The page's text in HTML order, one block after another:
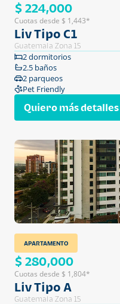
$ 224,000
Cuotas desde $ 1,443*
Liv Tipo C1
Guatemala Zona 15
2 dormitorios
2.5 baños
2 parqueos
Pet Friendly
Quiero más detalles
APARTAMENTO
$ 280,000
Cuotas desde $ 1,804*
Liv Tipo A
Guatemala Zona 15